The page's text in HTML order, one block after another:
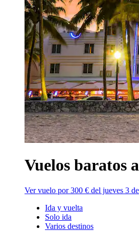
Vuelos baratos
Ver vuelo por 300 € del jueves 3
Ida y vuelta
Solo ida
Varios destinos